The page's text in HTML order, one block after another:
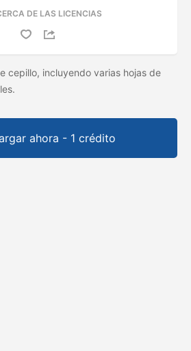
DE LAS LICENCIAS
cepillo, incluyendo varias hojas de
ahora - 1 crédito